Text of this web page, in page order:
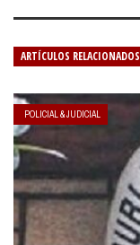
ARTÍCULOS RELACIONADOS
POLICIAL & JUDICIAL